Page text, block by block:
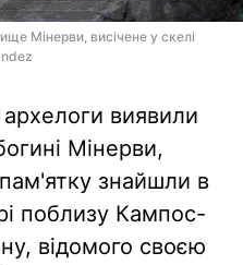
Мінерви, висічене у скелі
архелоги виявили
Мінерви,
знайшли в
поблизу Кампос-
відомого своєю